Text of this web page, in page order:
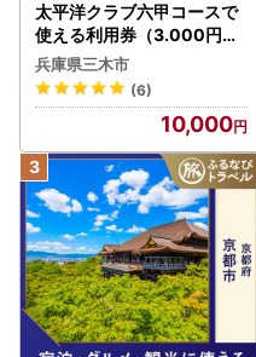
太平洋クラブ六甲コースで
使える利用券（3.000円分
）
兵庫県三木市
(6)
10,000